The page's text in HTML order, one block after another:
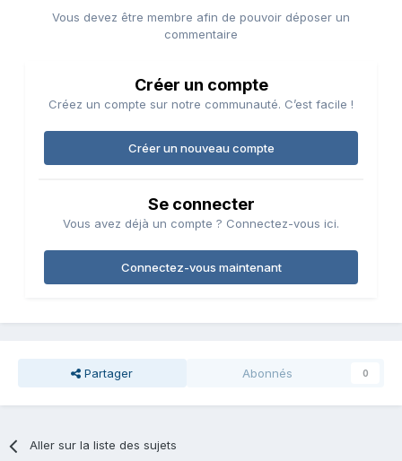
Vous devez être membre afin de pouvoir déposer un
commentaire
Créer un compte
Créez un compte sur notre communauté. C’est facile !
Créer un nouveau compte
Se connecter
Vous avez déjà un compte ? Connectez-vous ici.
Connectez-vous maintenant
Partager Abonnés 0
Aller sur la liste des sujets